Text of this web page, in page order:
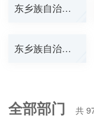
东乡族自治县烟...
东乡族自治县消...
全部部门 共